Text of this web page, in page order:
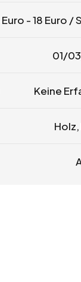
Euro -18 Euro /
01/
Keine